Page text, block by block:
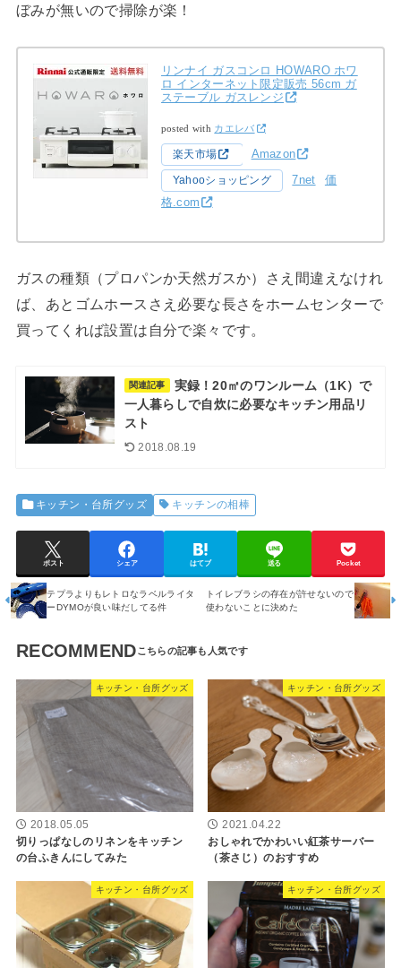
ぼみが無いので掃除が楽！
リンナイ ガスコンロ HOWARO ホワ
ロ インターネット限定販売 56cm ガ
ステーブル ガスレンジ
posted with カエレバ
楽天市場 Amazon
Yahooショッピング 7net
価
格.com
ガスの種類（プロパンか天然ガスか）さえ間違えなけれ
ば、あとゴムホースさえ必要な長さをホームセンターで
買ってくれば設置は自分で楽々です。
関連記事
実録！20㎡のワンルーム（1K）で
一人暮らしで自炊に必要なキッチン用品リ
スト
2018.08.19
キッチン・台所グッズ キッチンの相棒
ポスト シェア はてブ 送る Pocket
テプラよりもレトロなラベルライタ
ーDYMOが良い味だしてる件
トイレブラシの存在が許せないので
使わないことに決めた
RECOMMEND
キッチン・台所グッズ
2018.05.05
切りっぱなしのリネンをキッチン
の台ふきんにしてみた
キッチン・台所グッズ
2021.04.22
おしゃれでかわいい紅茶サーバー
（茶さじ）のおすすめ
キッチン・台所グッズ キッチン・台所グッズ